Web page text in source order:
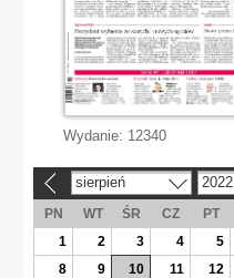
Wydanie: 12340
sierpień 2022
PN WT ŚR CZ PT
1
2 3 4 5
8
9 10 11 12